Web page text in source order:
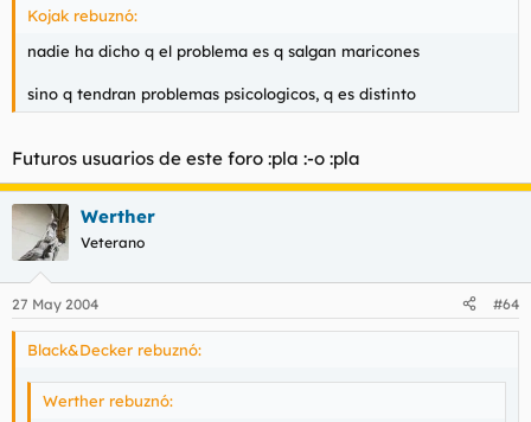
Kojak rebuznó:
nadie ha dicho q el problema es q salgan maricones
sino q tendran problemas psicologicos, q es distinto
Futuros usuarios de este foro :pla :-o :pla
Werther
Veterano
27 May 2004 #64
Black&Decker rebuznó:
Werther rebuznó: